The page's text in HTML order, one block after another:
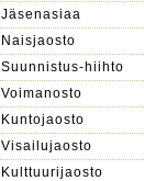
Jäsenasiaa
Naisjaosto
Suunnistus-hiihto
Voimanosto
Kuntojaosto
Visailujaosto
Kulttuurijaosto